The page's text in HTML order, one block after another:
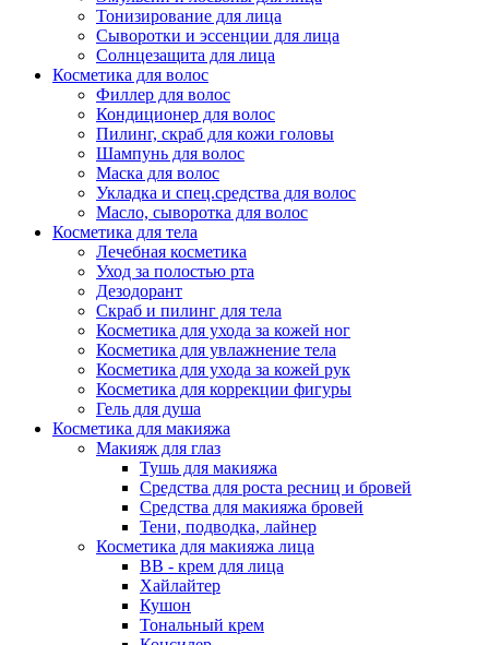
Тонизирование для лица
Сыворотки и эссенции для лица
Солнцезащита для лица
Косметика для волос
Филлер для волос
Кондиционер для волос
Пилинг, скраб для кожи головы
Шампунь для волос
Маска для волос
Укладка и спец.средства для волос
Масло, сыворотка для волос
Косметика для тела
Лечебная косметика
Уход за полостью рта
Дезодорант
Скраб и пилинг для тела
Косметика для ухода за кожей ног
Косметика для увлажнение тела
Косметика для ухода за кожей рук
Косметика для коррекции фигуры
Гель для душа
Косметика для макияжа
Макияж для глаз
Тушь для макияжа
Средства для роста ресниц и бровей
Средства для макияжа бровей
Тени, подводка, лайнер
Косметика для макияжа лица
ВВ - крем для лица
Хайлайтер
Кушон
Тональный крем